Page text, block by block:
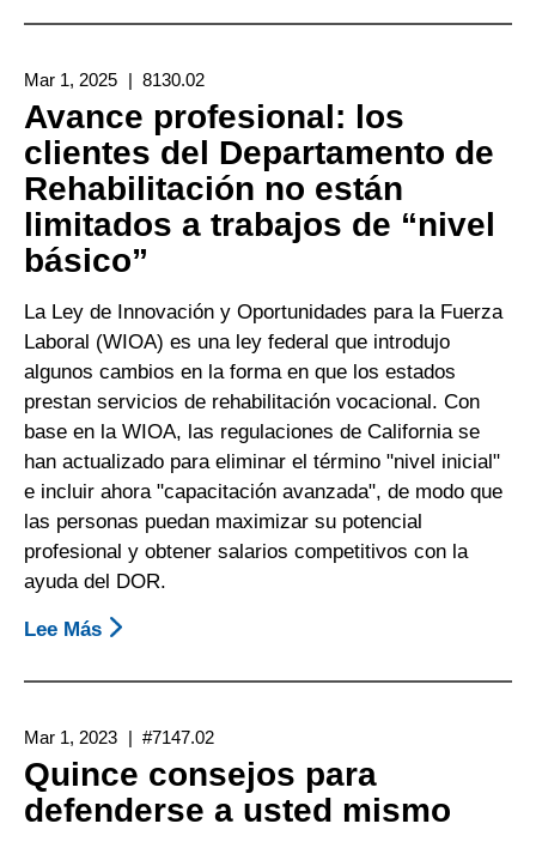
Qué
El
Departamento
De
Rehabilitación
(Department
Of
Rehabilitation,
DOR)
Puede
Ayudar
Pagar
Los
Costos
Alojamiento
Para
A
Institución
O
Capacitación
Mar 1, 2025 8130.02
Avance profesional: los
clientes del Departamento de
Rehabilitación no están
limitados a trabajos de “nivel
básico”
La Ley de Innovación y Oportunidades para la Fuerza
Laboral (WIOA) es una ley federal que introdujo
algunos cambios en la forma en que los estados
prestan servicios de rehabilitación vocacional. Con
base en la WIOA, las regulaciones de California se
han actualizado para eliminar el término "nivel inicial"
e incluir ahora "capacitación avanzada", de modo que
las personas puedan maximizar su potencial
profesional y obtener salarios competitivos con la
ayuda del DOR.
Lee Más Sobre
Profesional:
Clientes
Del
Departamento
Mar 1, 2023 #7147.02
Quince consejos para
defenderse a usted mismo